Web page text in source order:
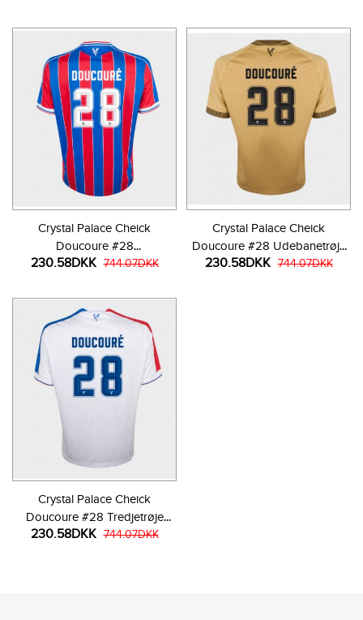
Crystal Palace Cheick
Doucoure #28
Hjemmebanetrøje 2025-26
230.58DKK 744.07DKK
Crystal Palace Cheick
Doucoure #28 Udebanetrøje
2025-26 Kortærmet
230.58DKK 744.07DKK
Crystal Palace Cheick
Doucoure #28 Tredjetrøje
2025-26 Kortærmet
230.58DKK 744.07DKK